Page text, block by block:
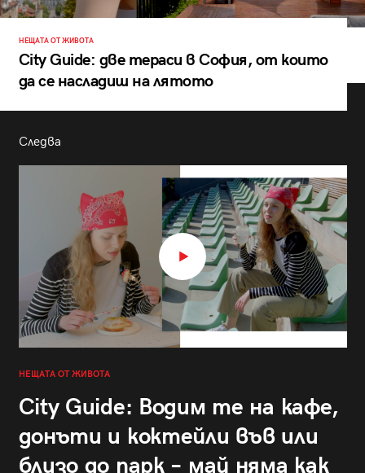
НЕЩАТА ОТ ЖИВОТА
City Guide: две тераси в София, от които
да се насладиш на лятото
Следва
НЕЩАТА ОТ ЖИВОТА
City Guide: Водим те на кафе,
донъти и коктейли във или
близо до парк – май няма как